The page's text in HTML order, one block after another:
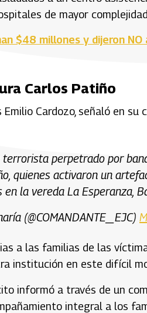
de mayor
$48 millones y dijeron
Carlos Patiño
Cardozo, señaló en
perpetrado por
quienes activaron un
la vereda La Esperanza,
(@COMANDANTE_EJC)
a las familias de las
institución en este difícil
informó a través de un
integral a los